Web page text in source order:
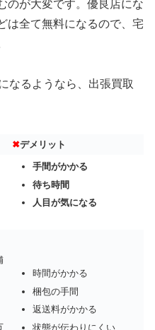
のが大変です。優良店にな
は全て無料になるので、宅
なるようなら、出張買取
✖デメリット
手間がかかる
待ち時間
人目が気になる
時間がかかる
梱包の手間
返送料がかかる
状態が伝わりにくい